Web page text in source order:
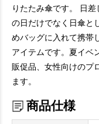
りたたみ傘です。 日
の日だけでなく日傘と
めバッグに入れて携帯
アイテムです。夏イベ
販促品、女性向けのプ
ます。
商品仕様